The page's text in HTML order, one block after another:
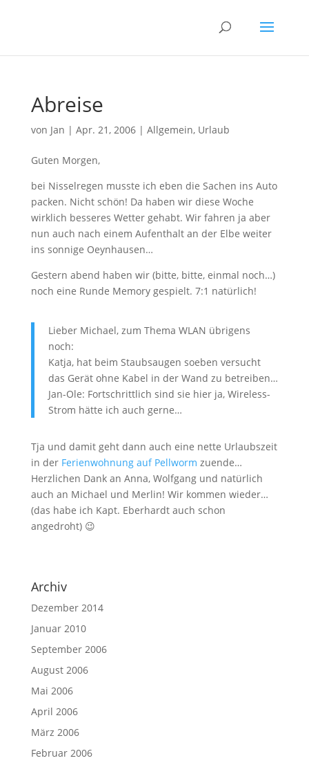
Abreise
von Jan | Apr. 21, 2006| Allgemein, Urlaub
Guten Morgen,
bei Nisselregen musste ich eben die Sachen ins Auto
packen. Nicht schön! Da haben wir diese Woche
wirklich besseres Wetter gehabt. Wir fahren ja aber
nun auch nach einem Aufenthalt an der Elbe weiter
ins sonnige Oeynhausen…
Gestern abend haben wir (bitte, bitte, einmal noch…)
noch eine Runde Memory gespielt. 7:1 natürlich!
Lieber Michael, zum Thema WLAN übrigens
noch:
Katja, hat beim Staubsaugen soeben versucht
das Gerät ohne Kabel in der Wand zu betreiben…
Jan-Ole: Fortschrittlich sind sie hier ja, Wireless-
Strom hätte ich auch gerne…
Tja und damit geht dann auch eine nette Urlaubszeit
in der Ferienwohnung auf Pellworm zuende…
Herzlichen Dank an Anna, Wolfgang und natürlich
auch an Michael und Merlin! Wir kommen wieder…
(das habe ich Kapt. Eberhardt auch schon
angedroht) 😉
Archiv
Dezember 2014
Januar 2010
September 2006
August 2006
Mai 2006
April 2006
März 2006
Februar 2006